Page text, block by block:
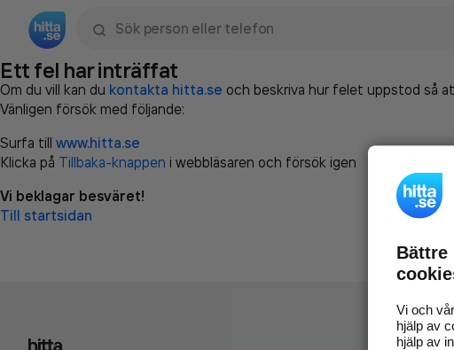
Ett fel har inträffat
Om du vill kan du kontakta hitta.se och beskriva hur felet uppstod så
Vänligen försök med följande:
Surfa till www.hitta.se
Klicka på Tillbaka-knappen i webbläsaren och försök igen
Vi beklagar besväret!
Till startsidan
Bättre
Vi och
hjälp av
hjälp av